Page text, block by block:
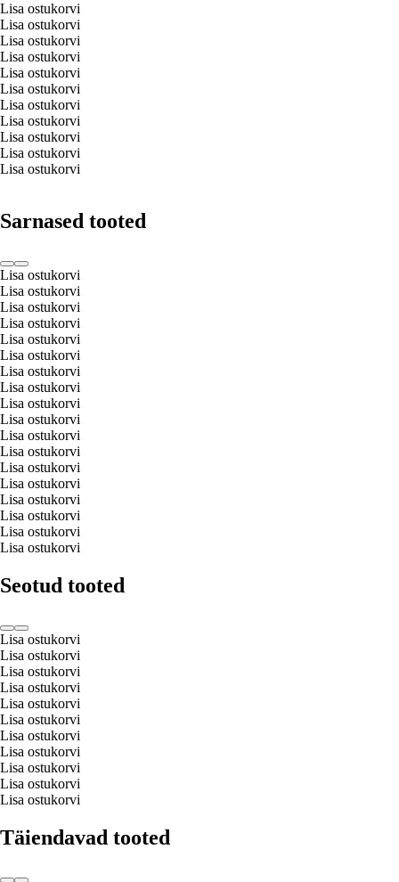
Lisa ostukorvi
Lisa ostukorvi
Lisa ostukorvi
Lisa ostukorvi
Lisa ostukorvi
Lisa ostukorvi
Lisa ostukorvi
Lisa ostukorvi
Lisa ostukorvi
Lisa ostukorvi
Lisa ostukorvi
Sarnased tooted
Lisa ostukorvi
Lisa ostukorvi
Lisa ostukorvi
Lisa ostukorvi
Lisa ostukorvi
Lisa ostukorvi
Lisa ostukorvi
Lisa ostukorvi
Lisa ostukorvi
Lisa ostukorvi
Lisa ostukorvi
Lisa ostukorvi
Lisa ostukorvi
Lisa ostukorvi
Lisa ostukorvi
Lisa ostukorvi
Lisa ostukorvi
Lisa ostukorvi
Seotud tooted
Lisa ostukorvi
Lisa ostukorvi
Lisa ostukorvi
Lisa ostukorvi
Lisa ostukorvi
Lisa ostukorvi
Lisa ostukorvi
Lisa ostukorvi
Lisa ostukorvi
Lisa ostukorvi
Lisa ostukorvi
Täiendavad tooted